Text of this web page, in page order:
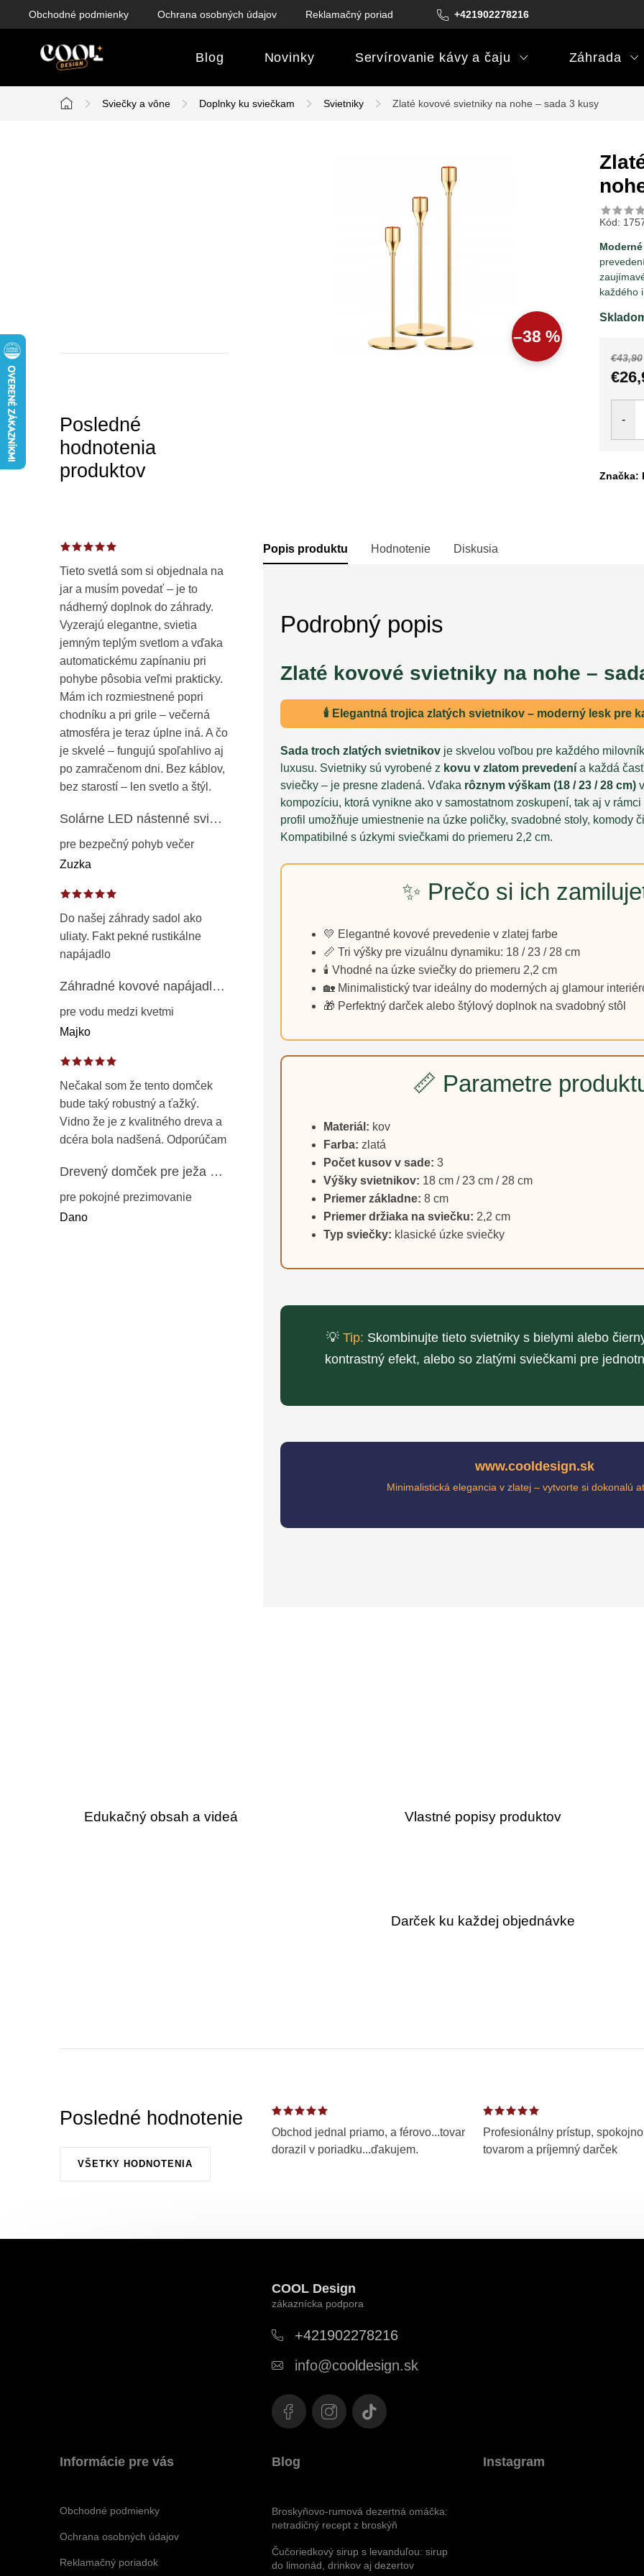
+421902278216
Obchodné podmienky Ochrana osobných údajov Reklamačný poriadok Podmienky darčekových poukazov
Blog Novinky Servírovanie kávy a čaju Záhrada
Domov
Sviečky a vône Doplnky ku sviečkam Svietniky Zlaté kovové svietniky na nohe – sada 3 kusy
lPosledné
hodnotenia
produktov
Tieto svetlá som si objednala na
jar a musím povedať – je to
nádherný doplnok do záhrady.
Vyzerajú elegantne, svietia
jemným teplým svetlom a vďaka
automatickému zapínaniu pri
pohybe pôsobia veľmi prakticky.
Mám ich rozmiestnené popri
chodníku a pri grile – večerná
atmosféra je teraz úplne iná. A čo
je skvelé – fungujú spoľahlivo aj
po zamračenom dni. Bez káblov,
bez starostí – len svetlo a štýl.
Solárne LED nástenné svietidlo s pohybovým a súmrakovým senzorom – vonkajšie fasádne osvetlenie IP65
pre bezpečný pohyb večer
Zuzka
Do našej záhrady sadol ako
uliaty. Fakt pekné rustikálne
napájadlo
Záhradné kovové napájadlo pre vtáky 8 cm / 104 cm – dekorácia z patinovanej ocele v prírodnej hrdzi
pre vodu medzi kvetmi
Majko
Nečakal som že tento domček
bude taký robustný a ťažký.
Vidno že je z kvalitného dreva a
dcéra bola nadšená. Odporúčam
Drevený domček pre ježa – záhradný úkryt z opaľovaného dreva s vodoodolnou strechou 50 cm
pre pokojné prezimovanie
Dano
–38 %
Kód:
každého
€43,90
Značka:
Popis produktu Hodnotenie Diskusia
Podrobný popis
Zlaté kovové svietniky na nohe –
🕯️ Elegantná trojica zlatých svietnikov – moderný lesk pre
Sada troch zlatých svietnikov je skvelou voľbou pre každého
luxusu. Svietniky sú vyrobené z kovu v zlatom prevedení a každá
sviečky – je presne zladená. Vďaka rôznym výškam (18 / 23 / 28 cm)
kompozíciu, ktorá vynikne ako v samostatnom zoskupení, tak aj v
profil umožňuje umiestnenie na úzke poličky, svadobné stoly, komody
Kompatibilné s úzkymi sviečkami do priemeru 2,2 cm.
✨ Prečo si ich
💛 Elegantné kovové prevedenie v zlatej farbe
📏 Tri výšky pre vizuálnu dynamiku: 18 / 23 / 28 cm
🕯️ Vhodné na úzke sviečky do priemeru 2,2 cm
🏡 Minimalistický tvar ideálny do moderných aj glamour
🎁 Perfektný darček alebo štýlový doplnok na svadobný stôl
📏 Parametre
Materiál: kov
Farba: zlatá
Počet kusov v sade: 3
Výšky svietnikov: 18 cm / 23 cm / 28 cm
Priemer základne: 8 cm
Priemer držiaka na sviečku: 2,2 cm
Typ sviečky: klasické úzke sviečky
💡 Tip: Skombinujte tieto svietniky s bielymi alebo
kontrastný efekt, alebo so zlatými sviečkami pre
www.cooldesign.sk
Minimalistická elegancia v zlatej – vytvorte si dokonalú
Edukačný obsah a videá Vlastné popisy produktov
Darček ku každej objednávke
Posledné hodnotenie
VŠETKY HODNOTENIA
Obchod jednal priamo, a férovo...tovar
dorazil v poriadku...ďakujem.
Profesionálny prístup,
tovarom a príjemný darček
COOL Design
+421902278216
info@cooldesign.sk
Informácie pre vás
Obchodné podmienky
Ochrana osobných údajov
Reklamačný poriadok
Blog
Broskyňovo-rumová dezertná omáčka:
netradičný recept z broskýň
Čučoriedkový sirup s levanduľou: sirup
do limonád, drinkov aj dezertov
Instagram